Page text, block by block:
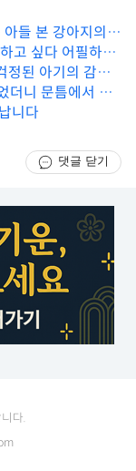
들 본 강아지의
고 싶다 어필하는
정된 아기의 감동
더니 문틈에서 벌
니다
댓글 닫기
다.